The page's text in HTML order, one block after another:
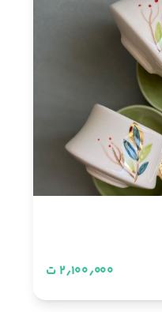
۲٫۱۰۰٫۰۰۰ ت